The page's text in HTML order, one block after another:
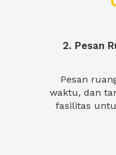
2. Pesan
Pesan
waktu, dan
fasilitas